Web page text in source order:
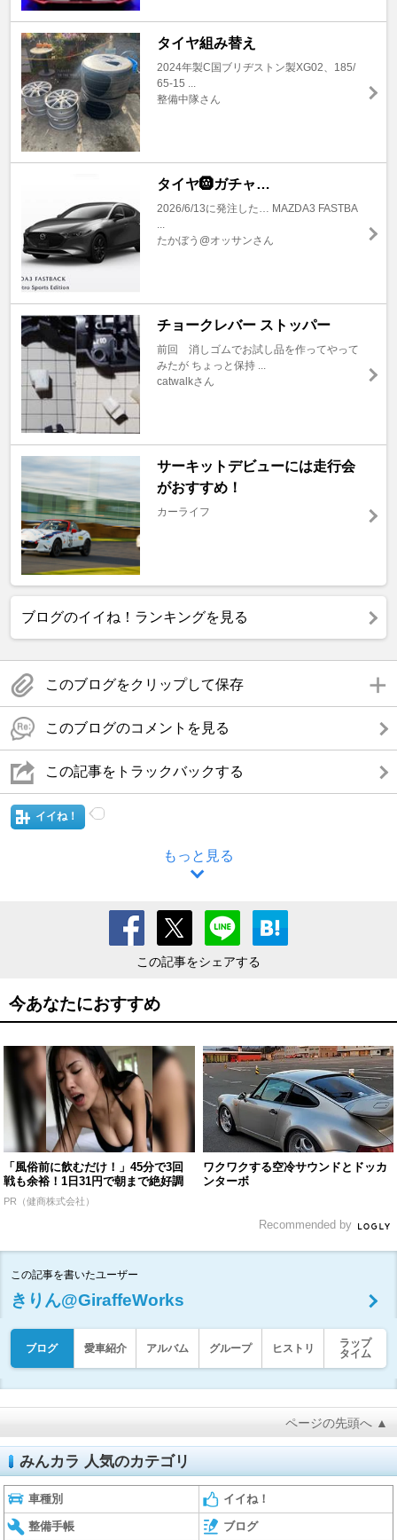
タイヤ組み替え
2024年製C国ブリヂストン製XG02、185/
65-15 ...
整備中隊さん
タイヤ🛞ガチャ…
2026/6/13に発注した… MAZDA3 FASTBA
...
たかぼう@オッサンさん
チョークレバー ストッパー
前回 消しゴムでお試し品を作ってやって
みたが ちょっと保持 ...
catwalkさん
サーキットデビューには走行会
がおすすめ！
カーライフ
ブログのイイね！ランキングを見る
このブログをクリップして保存
このブログのコメントを見る
この記事をトラックバックする
イイね！
もっと見る
この記事をシェアする
今あなたにおすすめ
「風俗前に飲むだけ！」45分で3回
戦も余裕！1日31円で朝まで絶好調
PR（健商株式会社）
ワクワクする空冷サウンドとドッカ
ンターボ
Recommended by
この記事を書いたユーザー
きりん@GiraffeWorks
ブログ 愛車紹介 アルバム グループ ヒストリ
ラップ
タイム
ページの先頭へ ▲
みんカラ 人気のカテゴリ
車種別 イイね！
整備手帳 ブログ